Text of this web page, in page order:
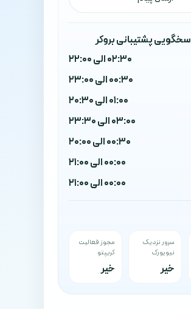
پشتیبانی بروکر
02:30 الی 22:00
00:30 الی 23:00
01:00 الی 20:30
03:00 الی 23:30
00:30 الی 20:00
00:00 الی 21:00
00:00 الی 21:00
سرور نزدیک
نیویورک
خیر
مجوز فعالیت
کریپتو
خیر